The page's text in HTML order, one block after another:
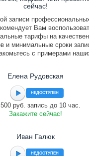
сейчас!
записи
Вам
тарифы на
и минимальные сроки
с примерами
Елена Рудовская
НЕДОСТУПЕН
руб. запись до 10 час.
Закажите сейчас!
Иван Галюк
НЕДОСТУПЕН